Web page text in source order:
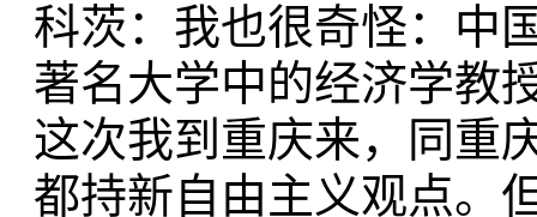
科茨：我也很奇怪：中
著名大学中的经济学教
这次我到重庆来，同重
都持新自由主义观点。